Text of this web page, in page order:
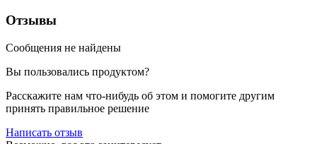
Отзывы
Сообщения не найдены
Вы пользовались продуктом?
Расскажите нам что-нибудь об этом и помогите другим
принять правильное решение
Написать отзыв